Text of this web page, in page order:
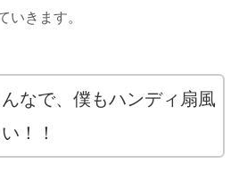
いきます。
なで、僕もハンディ扇風
！！